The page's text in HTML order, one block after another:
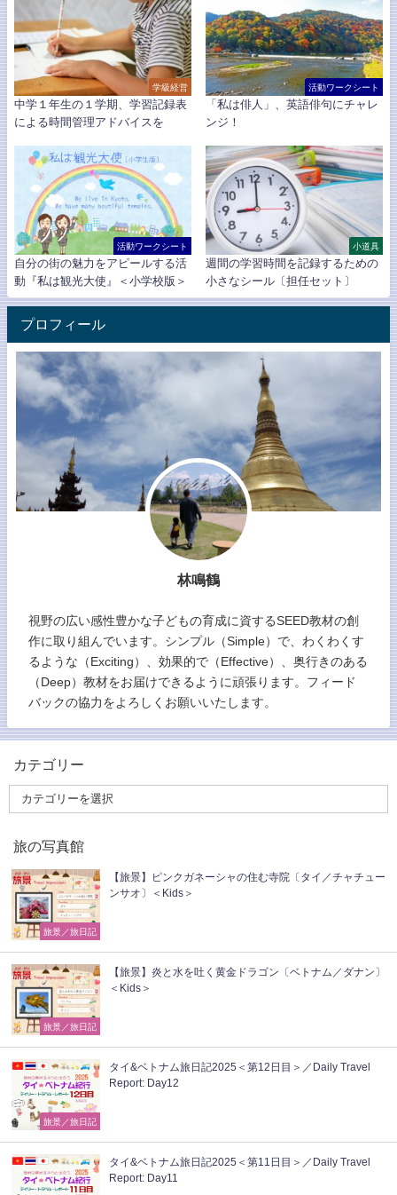
学級経営
中学１年生の１学期、学習記録表
による時間管理アドバイスを
活動ワークシート
「私は俳人」、英語俳句にチャレ
ンジ！
活動ワークシート
自分の街の魅力をアピールする活
動『私は観光大使』＜小学校版＞
小道具
週間の学習時間を記録するための
小さなシール〔担任セット〕
プロフィール
林鳴鶴
視野の広い感性豊かな子どもの育成に資するSEED教材の創
作に取り組んでいます。シンプル（Simple）で、わくわくす
るような（Exciting）、効果的で（Effective）、奥行きのある
（Deep）教材をお届けできるように頑張ります。フィード
バックの協力をよろしくお願いいたします。
カテゴリー
旅の写真館
旅景／旅日記
【旅景】ピンクガネーシャの住む寺院〔タイ／チャチュー
ンサオ〕＜Kids＞
旅景／旅日記
【旅景】炎と水を吐く黄金ドラゴン〔ベトナム／ダナン〕
＜Kids＞
旅景／旅日記
タイ&ベトナム旅日記2025＜第12日目＞／Daily Travel
Report: Day12
タイ&ベトナム旅日記2025＜第11日目＞／Daily Travel
Report: Day11